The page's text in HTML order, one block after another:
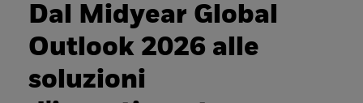
Dal Midyear Global
Outlook 2026 alle
soluzioni